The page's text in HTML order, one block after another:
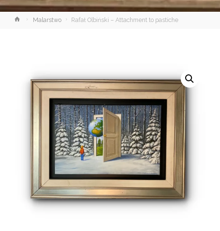
StronaMalarstwo Rafał Olbiński – Attachment to pastiche